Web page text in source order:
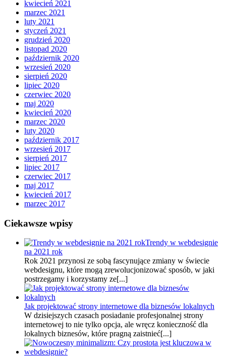
kwiecień 2021
marzec 2021
luty 2021
styczeń 2021
grudzień 2020
listopad 2020
październik 2020
wrzesień 2020
sierpień 2020
lipiec 2020
czerwiec 2020
maj 2020
kwiecień 2020
marzec 2020
luty 2020
październik 2017
wrzesień 2017
sierpień 2017
lipiec 2017
czerwiec 2017
maj 2017
kwiecień 2017
marzec 2017
Ciekawsze wpisy
Trendy w webdesignie
na 2021 rok
Rok 2021 przynosi ze sobą fascynujące zmiany w świecie
webdesignu, które mogą zrewolucjonizować sposób, w jaki
postrzegamy i korzystamy ze[...]
Jak projektować strony internetowe dla biznesów lokalnych
W dzisiejszych czasach posiadanie profesjonalnej strony
internetowej to nie tylko opcja, ale wręcz konieczność dla
lokalnych biznesów, które pragną zaistnieć[...]